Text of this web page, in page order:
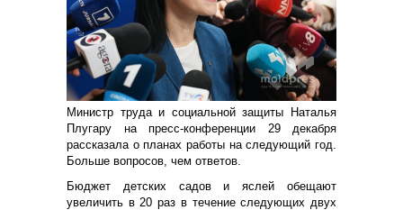
Министр труда и социальной защиты Наталья
Плугару на пресс-конференции 29 декабря
рассказала о планах работы на следующий год.
Больше вопросов, чем ответов.
Бюджет детских садов и яслей обещают
увеличить в 20 раз в течение следующих двух